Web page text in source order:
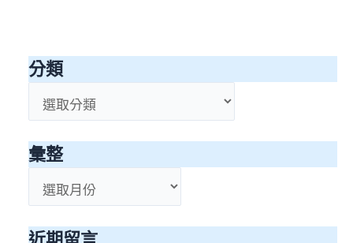
分類
類
彙整
整